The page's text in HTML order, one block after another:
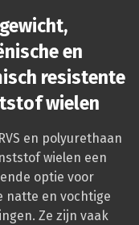
en
resistente
wielen
en polyurethaan
wielen een
optie voor
natte en vochtige
Ze zijn vaak